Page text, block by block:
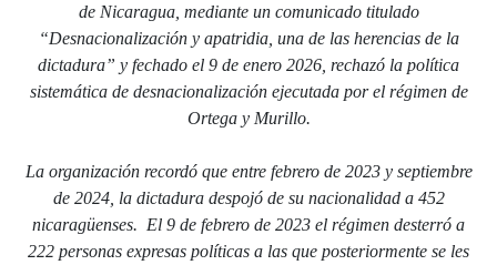
de Nicaragua, mediante un comunicado titulado
“Desnacionalización y apatridia, una de las herencias de la
dictadura” y fechado el 9 de enero 2026, rechazó la política
sistemática de desnacionalización ejecutada por el régimen de
Ortega y Murillo.
La organización recordó que entre febrero de 2023 y septiembre
de 2024, la dictadura despojó de su nacionalidad a 452
nicaragüenses. El 9 de febrero de 2023 el régimen desterró a
222 personas expresas políticas a las que posteriormente se les